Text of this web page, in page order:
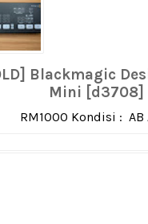
Blackmagic
Mini [d3708]
RM1000 Kondisi : AB